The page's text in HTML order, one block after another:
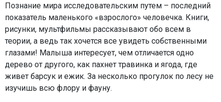
Познание мира исследовательским путем – последний
показатель маленького «взрослого» человечка. Книги,
рисунки, мультфильмы рассказывают обо всем в
теории, а ведь так хочется все увидеть собственными
глазами! Малыша интересует, чем отличается одно
дерево от другого, как пахнет травинка и ягода, где
живет барсук и ежик. За несколько прогулок по лесу не
изучишь всю флору и фауну.